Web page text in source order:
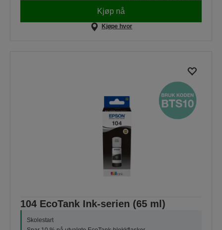
Kjøp nå
Kjøpe hvor
104 EcoTank Ink-serien (65 ml)
Skolestart